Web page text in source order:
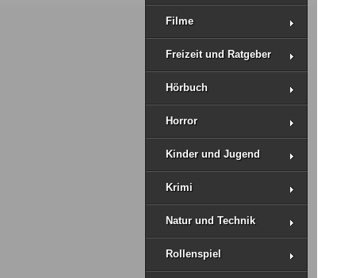
Filme
Freizeit und Ratgeber
Hörbuch
Horror
Kinder und Jugend
Krimi
Natur und Technik
Rollenspiel